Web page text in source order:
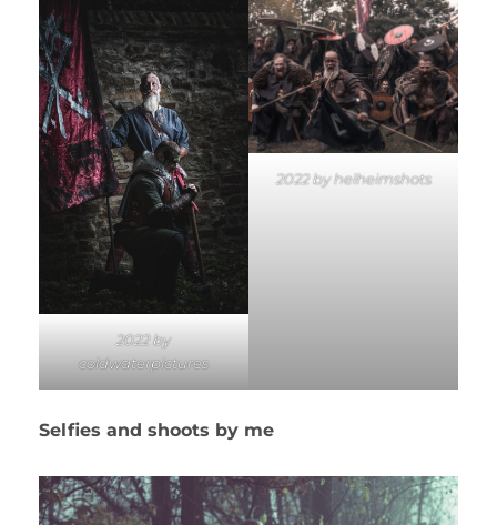
2022 by
coldwaterpictures
2022 by helheimshots
Selfies and shoots by me